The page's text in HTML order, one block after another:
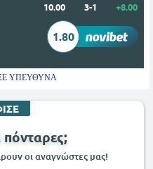
10.00
3-1
+8.00
1.80
ΥΠΕΥΘΥΝΑ
οι αναγνώστες μας!